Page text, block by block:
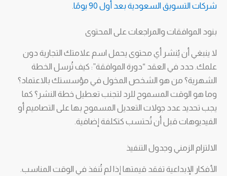
شركات التسويق السعودية بعد أول 90 يومًا
بنود الموافقات والمراجعات على المحتوى
لا ينبغي أن يُنشر أي محتوى يحمل اسم علامتك التجارية دون
علمك. حدد في العقد “دورة الموافقة”: كيف تُرسل الخطة
الشهرية؟ من هو الشخص المخول في مؤسستك بالاعتماد؟
وما هو الوقت المسموح للرد لتجنب تعطيل خطة النشر؟ كما
يجب تحديد عدد جولات التعديل المسموح بها على التصاميم أو
الفيديوهات قبل أن تُحتسب كتكلفة إضافية.
الالتزام الزمني وجدول التنفيذ
الأفكار الإبداعية تفقد قيمتها إذا لم تُنفذ في الوقت المناسب.